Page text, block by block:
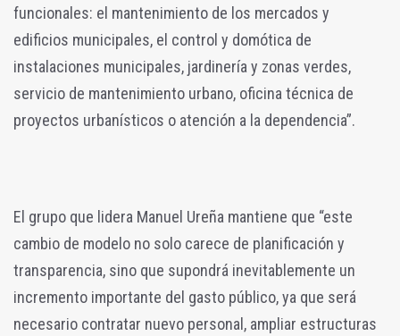
funcionales: el mantenimiento de los mercados y
edificios municipales, el control y domótica de
instalaciones municipales, jardinería y zonas verdes,
servicio de mantenimiento urbano, oficina técnica de
proyectos urbanísticos o atención a la dependencia”.
El grupo que lidera Manuel Ureña mantiene que “este
cambio de modelo no solo carece de planificación y
transparencia, sino que supondrá inevitablemente un
incremento importante del gasto público, ya que será
necesario contratar nuevo personal, ampliar estructuras